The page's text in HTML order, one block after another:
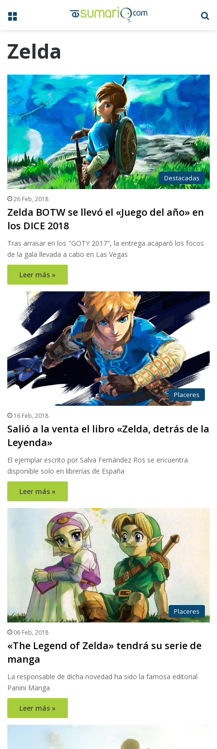
Menú
Zelda
Destacadas
26 Feb, 2018
Zelda BOTW se llevó el «Juego del año» en
los DICE 2018
Tras arrasar en los "GOTY 2017", la entrega acaparó los focos
de la gala llevada a cabo en Las Vegas
Leer más »
Placeres
16 Feb, 2018
Salió a la venta el libro «Zelda, detrás de la
Leyenda»
El ejemplar escrito por Salva Fernández Ros se encuentra
disponible solo en librerías de España
Leer más »
Placeres
06 Feb, 2018
«The Legend of Zelda» tendrá su serie de
manga
La responsable de dicha novedad ha sido la famosa editorial
Panini Manga
Leer más »